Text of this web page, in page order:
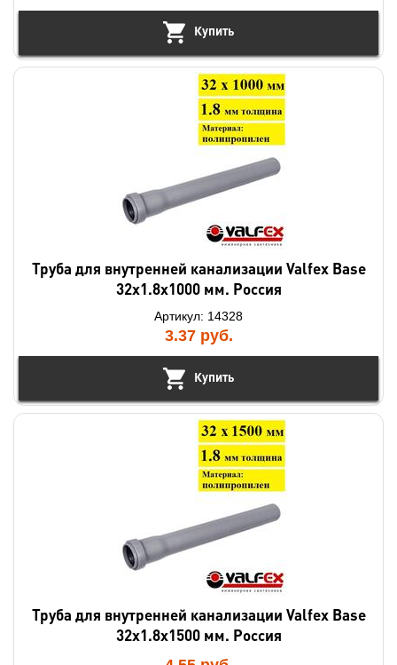
Купить
Труба для внутренней канализации Valfex Base
32х1.8х1000 мм. Россия
Артикул: 14328
3.37 руб.
Купить
Труба для внутренней канализации Valfex Base
32х1.8х1500 мм. Россия